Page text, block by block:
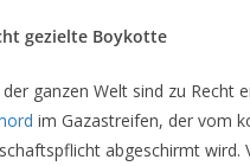
gezielte Boykotte
ganzen Welt sind zu
im Gazastreifen, der vom
abgeschirmt wird.